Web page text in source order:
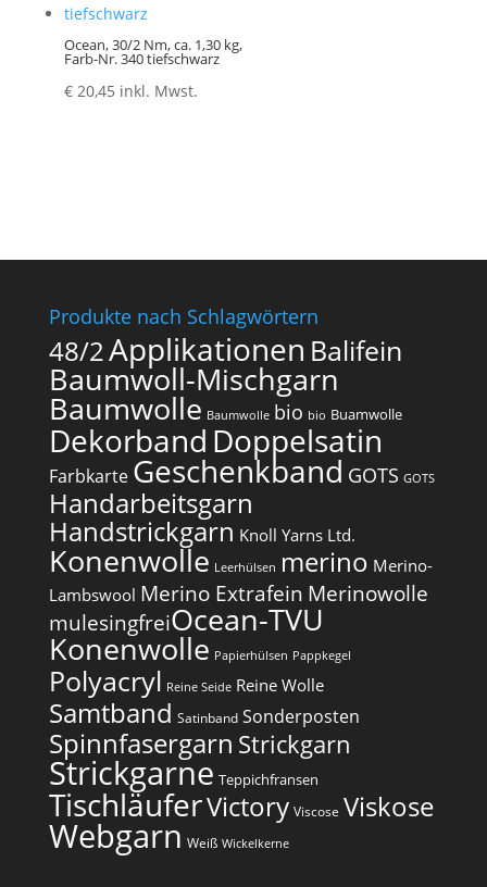
Ocean, 30/2 Nm, ca. 1,30 kg,
Farb-Nr. 340 tiefschwarz
€20,45 inkl. Mwst.
Produkte nach Schlagwörtern
48/2Applikationen Balifein
Baumwoll-Mischgarn
Baumwolle Baumwolle bio bio Buamwolle
Dekorband Doppelsatin
Farbkarte Geschenkband GOTS GOTS
Handarbeitsgarn
Handstrickgarn Knoll Yarns Ltd.
Konenwolle Leerhülsen merino Merino-
Lambswool Merino Extrafein Merinowolle
mulesingfrei​Ocean-TVU
Konenwolle Papierhülsen Pappkegel
Polyacryl Reine Seide Reine Wolle
Samtband Satinband Sonderposten
Spinnfasergarn Strickgarn
Strickgarne Teppichfransen
TischläuferVictory Viscose Viskose
Webgarn Weiß Wickelkerne